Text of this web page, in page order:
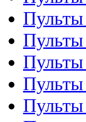
Пульты
Пульты